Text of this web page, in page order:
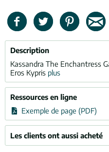
Description
Kassandra The Enchantress
Eros Kypris plus
Ressources en ligne
Exemple de page (PDF)
Les clients ont aussi acheté